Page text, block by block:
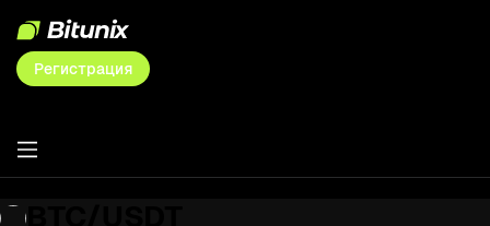
Регистрация